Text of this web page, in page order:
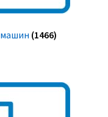
машин (1466)